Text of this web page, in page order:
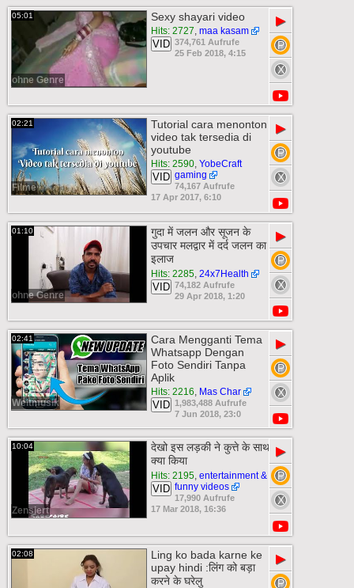
05:01
ohne Genre
Sexy shayari video
Hits: 2727, maa kasam
VID 374,761 Aufrufe
25 Feb 2018, 4:15
▶
02:21
Filme
Tutorial cara menonton
video tak tersedia di
youtube
Hits: 2590, YobeCraft
gaming
VID
74,167 Aufrufe
17 Apr 2017, 6:10
▶
01:10
ohne Genre
गुदा में जलन और सूजन के
उपचार मलद्वार में दर्द जलन का
इलाज
Hits: 2285, 24x7Health
VID 74,182 Aufrufe
29 Apr 2018, 1:20
▶
02:41
Weltmusik
Cara Mengganti Tema
Whatsapp Dengan
Foto Sendiri Tanpa
Aplik
Hits: 2216, Mas Char
VID 1,983,488 Aufrufe
7 Jun 2018, 23:0
▶
10:04
Zensiert
देखो इस लड़की ने कुत्ते के साथ
क्या किया
Hits: 2195, entertainment &
funny videos
VID
17,990 Aufrufe
17 Mar 2018, 16:36
▶
02:08
Ling ko bada karne ke
upay hindi :लिंग को बड़ा
करने के घरेलु
▶